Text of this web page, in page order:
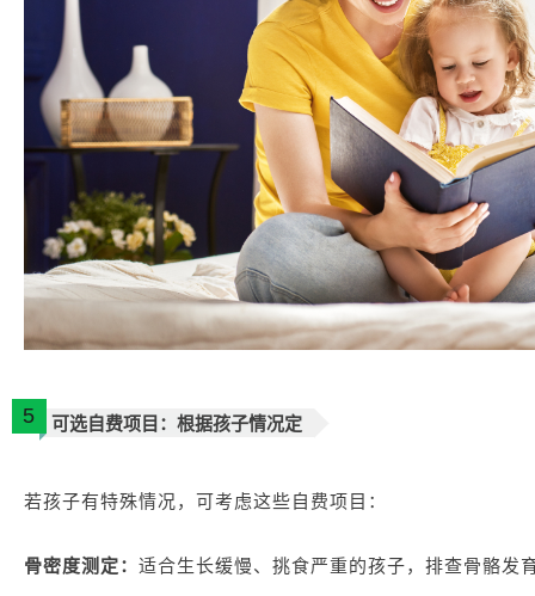
5 可选自费项目：根据孩子情况定
若孩子有特殊情况，可考虑这些自费项目：
骨密度测定： 适合生长缓慢、挑食严重的孩子，排查骨骼发